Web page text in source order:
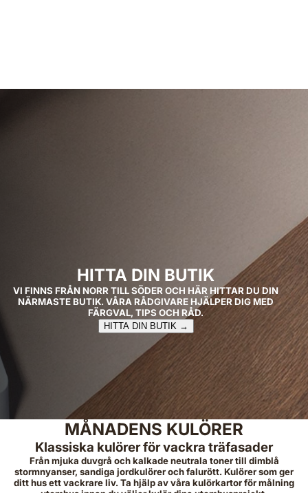
HITTA DIN BUTIK
VI FINNS FRÅN NORR TILL SÖDER OCH HÄR HITTAR DU DIN
NÄRMASTE BUTIK. VÅRA RÅDGIVARE HJÄLPER DIG MED
FÄRGVAL, TIPS OCH RÅD.
HITTA DIN BUTIK →
MÅNADENS KULÖRER
Klassiska kulörer för vackra träfasader
Från mjuka duvgrå och kalkade neutrala toner till dimblå
stormnyanser, sandiga jordkulörer och falurött. Kulörer som ger
ditt hus ett vackrare liv. Ta hjälp av våra kulörkartor för målning